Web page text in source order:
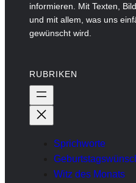
informieren. Mit Texten,
und mit allem, was uns
gewünscht wird.
RUBRIKEN
Sprichworte
Witz des Monats